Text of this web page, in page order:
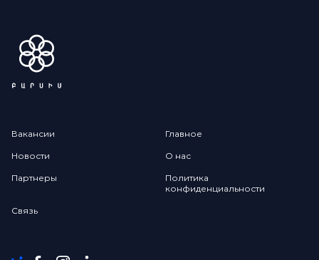
Вакансии Главное
Новости О нас
Партнеры
Политика
конфиденциальности
Связь